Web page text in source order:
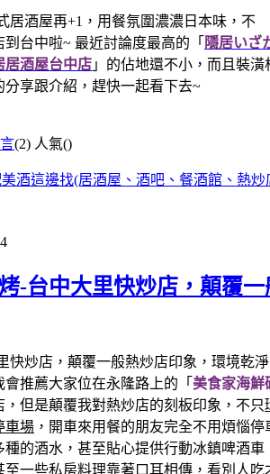
台中啦~ 最近討論度最高的「 隱居いざ
居酒屋台中店 」的佔地還不小，而且裝
享跟介紹，趕快一起看下去~
(2) 人氣()
酒這邊找(居酒屋、酒吧、餐酒館、熱炒
-台中大里快炒店，顛覆
推薦大家位在永隆路上的「 美食家海鮮
但是顛覆我對熱炒店的刻板印象，不只
車場 ，開車來用餐的朋友完全不用煩惱
種的酒水，甚至貼心提供行動冰鎮啤酒
一些私房料理靠著口耳相傳，看別人